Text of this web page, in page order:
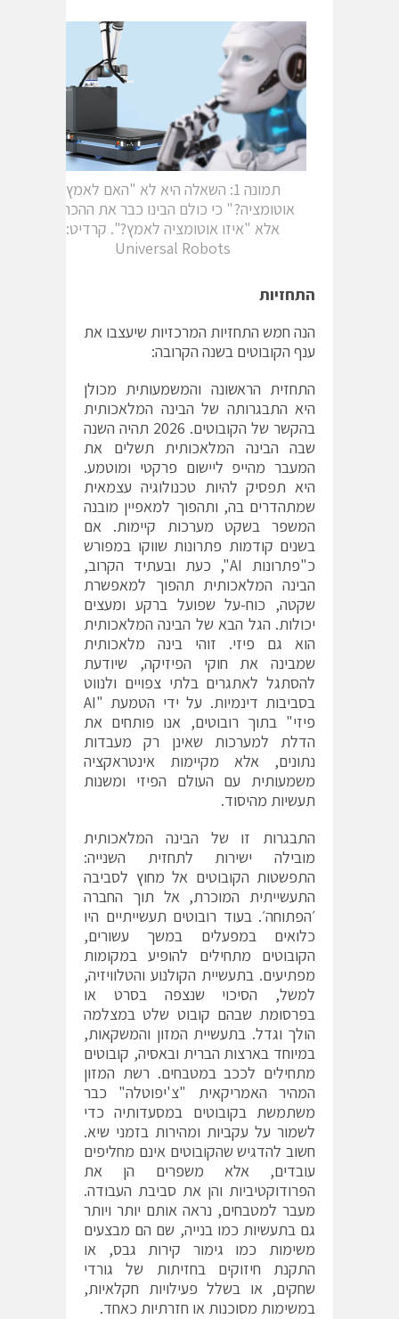
תמונה 1: השאלה היא לא "האם לאמץ
אוטומציה?" כי כולם הבינו כבר את ההכרח,
אלא "איזו אוטומציה לאמץ?". קרדיט:
Universal Robots
התחזיות
הנה חמש התחזיות המרכזיות שיעצבו את
ענף הקובוטים בשנה הקרובה:
התחזית הראשונה והמשמעותית מכולן
היא התבגרותה של הבינה המלאכותית
בהקשר של הקובוטים. 2026 תהיה השנה
שבה הבינה המלאכותית תשלים את
המעבר מהייפ ליישום פרקטי ומוטמע.
היא תפסיק להיות טכנולוגיה עצמאית
שמתהדרים בה, ותהפוך למאפיין מובנה
המשפר בשקט מערכות קיימות. אם
בשנים קודמות פתרונות שווקו במפורש
כ"פתרונות AI", כעת ובעתיד הקרוב,
הבינה המלאכותית תהפוך למאפשרת
שקטה, כוח-על שפועל ברקע ומעצים
יכולות. הגל הבא של הבינה המלאכותית
הוא גם פיזי. זוהי בינה מלאכותית
שמבינה את חוקי הפיזיקה, שיודעת
להסתגל לאתגרים בלתי צפויים ולנווט
בסביבות דינמיות. על ידי הטמעת "AI
פיזי" בתוך רובוטים, אנו פותחים את
הדלת למערכות שאינן רק מעבדות
נתונים, אלא מקיימות אינטראקציה
משמעותית עם העולם הפיזי ומשנות
תעשיות מהיסוד.
התבגרות זו של הבינה המלאכותית
מובילה ישירות לתחזית השנייה:
התפשטות הקובוטים אל מחוץ לסביבה
התעשייתית המוכרת, אל תוך החברה
׳הפתוחה׳. בעוד רובוטים תעשייתיים היו
כלואים במפעלים במשך עשורים,
הקובוטים מתחילים להופיע במקומות
מפתיעים. בתעשיית הקולנוע והטלוויזיה,
למשל, הסיכוי שנצפה בסרט או
בפרסומת שבהם קובוט שלט במצלמה
הולך וגדל. בתעשיית המזון והמשקאות,
במיוחד בארצות הברית ובאסיה, קובוטים
מתחילים לככב במטבחים. רשת המזון
המהיר האמריקאית "צ'יפוטלה" כבר
משתמשת בקובוטים במסעדותיה כדי
לשמור על עקביות ומהירות בזמני שיא.
חשוב להדגיש שהקובוטים אינם מחליפים
עובדים, אלא משפרים הן את
הפרודוקטיביות והן את סביבת העבודה.
מעבר למטבחים, נראה אותם יותר ויותר
גם בתעשיות כמו בנייה, שם הם מבצעים
משימות כמו גימור קירות גבס, או
התקנת חיזוקים בחזיתות של גורדי
שחקים, או בשלל פעילויות חקלאיות,
במשימות מסוכנות או חזרתיות כאחד.